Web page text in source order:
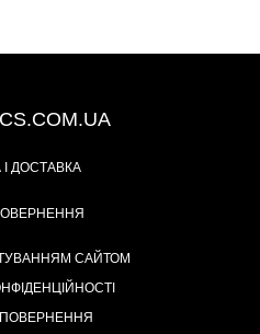
ДОСТАВКА
САЙТОМ
ПОВЕРНЕННЯ